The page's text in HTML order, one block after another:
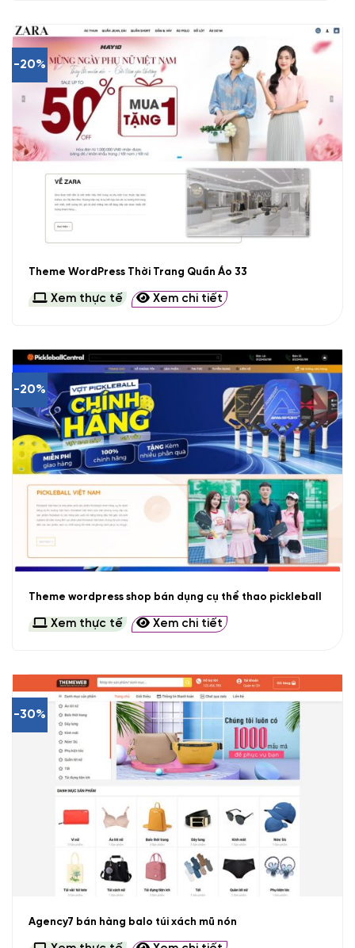
-20%
Theme WordPress Thời Trang Quần Áo 33
Xem thực tế Xem chi tiết
-20%
Theme wordpress shop bán dụng cụ thể thao pickleball
Xem thực tế Xem chi tiết
-30%
Agency7 bán hàng balo túi xách mũ nón